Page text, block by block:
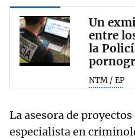
Un
entre
la
NTM / EP
La asesora de
especialista en